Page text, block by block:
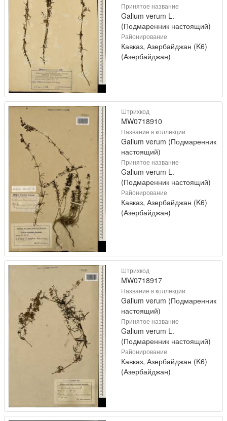
Принятое название
Galium verum L.
(Подмаренник настоящий)
Районирование
Кавказ, Азербайджан (K6)
(Азербайджан)
Штрихкод
MW0718910
Название в коллекции
Galium verum (Подмаренник
настоящий)
Принятое название
Galium verum L.
(Подмаренник настоящий)
Районирование
Кавказ, Азербайджан (K6)
(Азербайджан)
Штрихкод
MW0718917
Название в коллекции
Galium verum (Подмаренник
настоящий)
Принятое название
Galium verum L.
(Подмаренник настоящий)
Районирование
Кавказ, Азербайджан (K6)
(Азербайджан)